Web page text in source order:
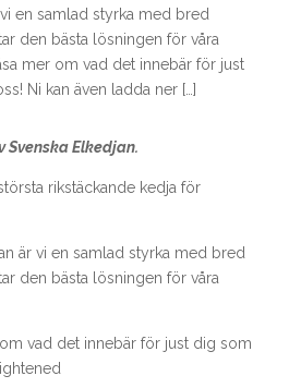
en samlad styrka med bred
den bästa lösningen för våra
mer om vad det innebär för just
Ni kan även ladda ner […]
Svenska Elkedjan.
rikstäckande kedja för
är vi en samlad styrka med bred
den bästa lösningen för våra
vad det innebär för just dig som